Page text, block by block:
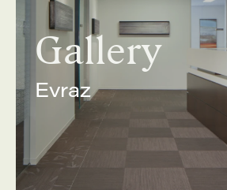
Gallery
Evraz